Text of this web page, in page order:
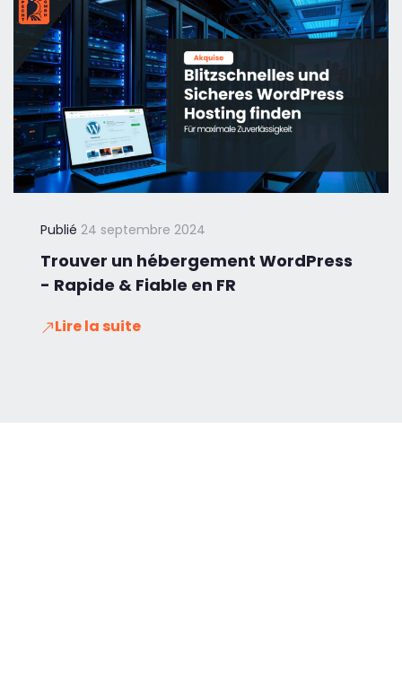
Publié 24 septembre 2024
Trouver un hébergement WordPress
- Rapide & Fiable en FR
Lire la suite